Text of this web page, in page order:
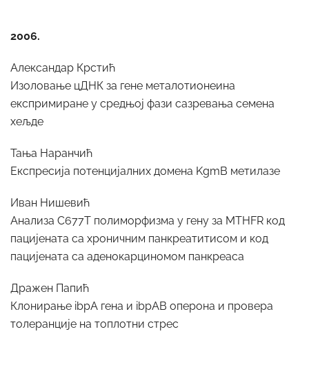
2006.
Александар Крстић
Изоловање цДНК за гене металотионеина
експримиране у средњој фази сазревања семена
хељде
Тања Наранчић
Експресија потенцијалних домена KgmB метилазе
Иван Нишевић
Анализа C677T полиморфизма у гену за MTHFR код
пацијената са хроничним панкреатитисом и код
пацијената са аденокарциномом панкреаса
Дражен Папић
Клонирање ibpA гена и ibpAB оперона и провера
толеранције на топлотни стрес